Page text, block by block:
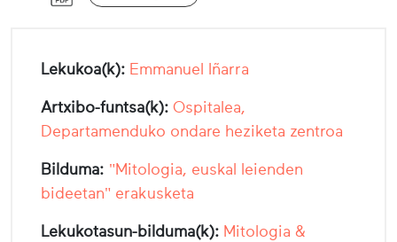
Lekukoa(k): Emmanuel Iñarra
Artxibo-funtsa(k): Ospitalea,
Departamenduko ondare heziketa zentroa
Bilduma: "Mitologia, euskal leienden
bideetan" erakusketa
Lekukotasun-bilduma(k): Mitologia &